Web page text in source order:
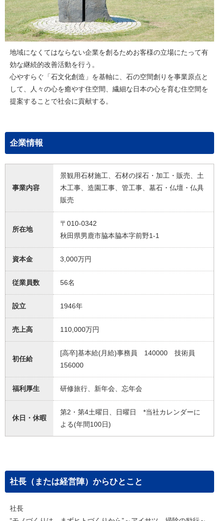
地域になくてはならない企業を創るためお客様の立場にたって有
効な継続的改善活動を行う。
心やすらぐ「石文化創造」を基軸に、石の空間創りを事業原点と
して、人々の心を癒やす住空間、繊細な日本の心を育む住空間を
提案することで社会に貢献する。
企業情報
事業内容
景観用石材施工、石材の採石・加工・販売、土
木工事、造園工事、管工事、墓石・仏壇・仏具
販売
所在地
〒010-0342
秋田県男鹿市脇本脇本字前野1-1
資本金 3,000万円
従業員数 56名
設立 1946年
売上高 110,000万円
初任給
[高卒]基本給(月給)事務員 140000 技術員
156000
福利厚生 研修旅行、新年会、忘年会
休日・休暇
第2・第4土曜日、日曜日 *当社カレンダーに
よる(年間100日)
社長（または経営陣）からひとこと
社長